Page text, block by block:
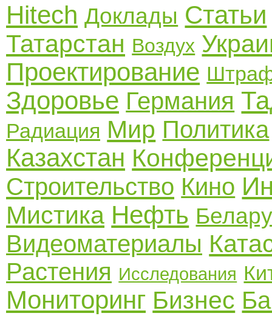
Hitech Доклады Статьи
Татарстан Воздух
Проектирование
Здоровье Германия
Радиация Мир Политика
Казахстан
Строительство Кино
Мистика Нефть
Видеоматериалы
Растения Исследования
Мониторинг Бизнес